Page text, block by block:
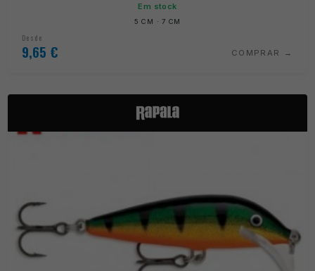
Em stock
5 CM · 7 CM
Desde
9,65 € COMPRAR